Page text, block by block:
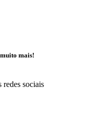
mais!
redes sociais